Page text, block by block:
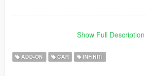
-------------------------------------------------------
Особенности автомобиля:
Автомобиль исполнен полностью в 3D
Show Full Description
ADD-ON CAR INFINITI